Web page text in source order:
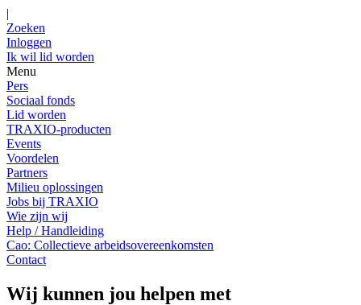
|
Zoeken
Inloggen
Ik wil lid worden
Menu
Pers
Sociaal fonds
Lid worden
TRAXIO-producten
Events
Voordelen
Partners
Milieu oplossingen
Jobs bij TRAXIO
Wie zijn wij
Help / Handleiding
Cao: Collectieve arbeidsovereenkomsten
Contact
Wij kunnen jou helpen met